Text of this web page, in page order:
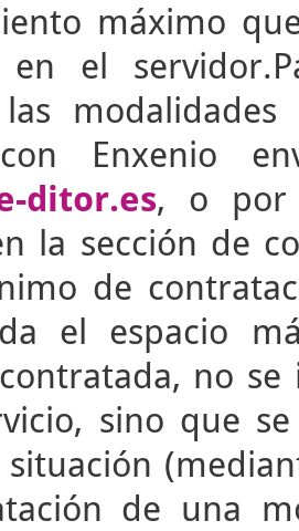
máximo
en el
Enxenio
ditor.es, o por
la sección de
de
el espacio
no
sino que
de una